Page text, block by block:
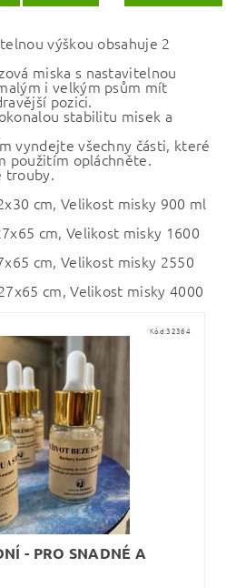
výškou obsahuje 2
miska s nastavitelnou
i velkým psům mít
pozici.
stabilitu misek a
vyndejte všechny části, které
použitím opláchněte.
trouby.
cm, Velikost misky 900 ml
cm, Velikost misky 1600
cm, Velikost misky 2550
cm, Velikost misky 4000
Kód:32364
- PRO SNADNÉ A